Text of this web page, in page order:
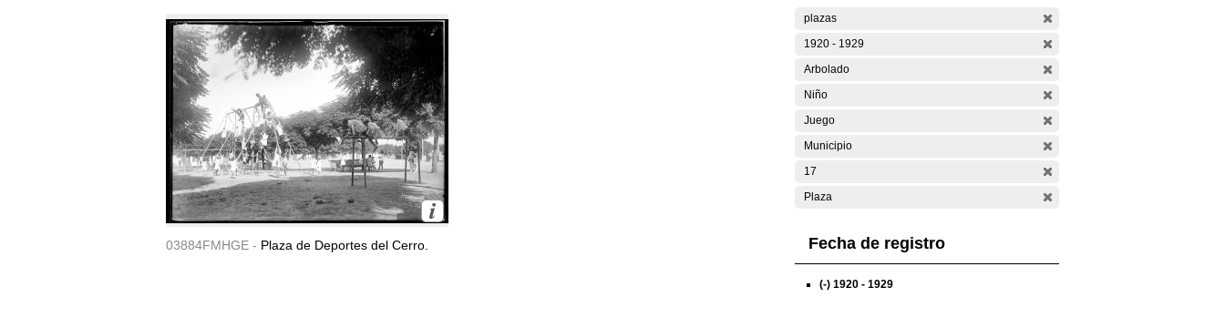
03884FMHGE - Plaza de Deportes del Cerro.
plazas
1920 - 1929
Arbolado
Niño
Juego
Municipio
17
Plaza
Fecha de registro
(-) 1920 - 1929